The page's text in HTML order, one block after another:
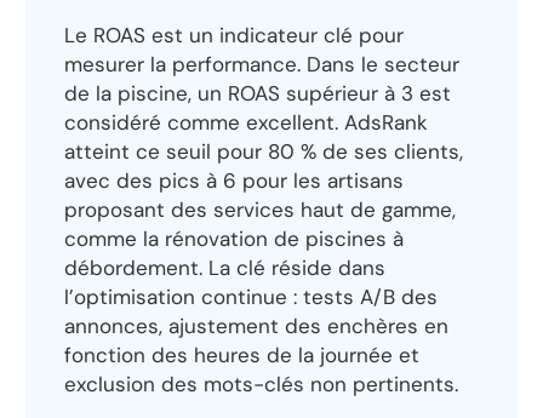
Le ROAS est un indicateur clé pour
mesurer la performance. Dans le secteur
de la piscine, un ROAS supérieur à 3 est
considéré comme excellent. AdsRank
atteint ce seuil pour 80 % de ses clients,
avec des pics à 6 pour les artisans
proposant des services haut de gamme,
comme la rénovation de piscines à
débordement. La clé réside dans
l’optimisation continue : tests A/B des
annonces, ajustement des enchères en
fonction des heures de la journée et
exclusion des mots-clés non pertinents.